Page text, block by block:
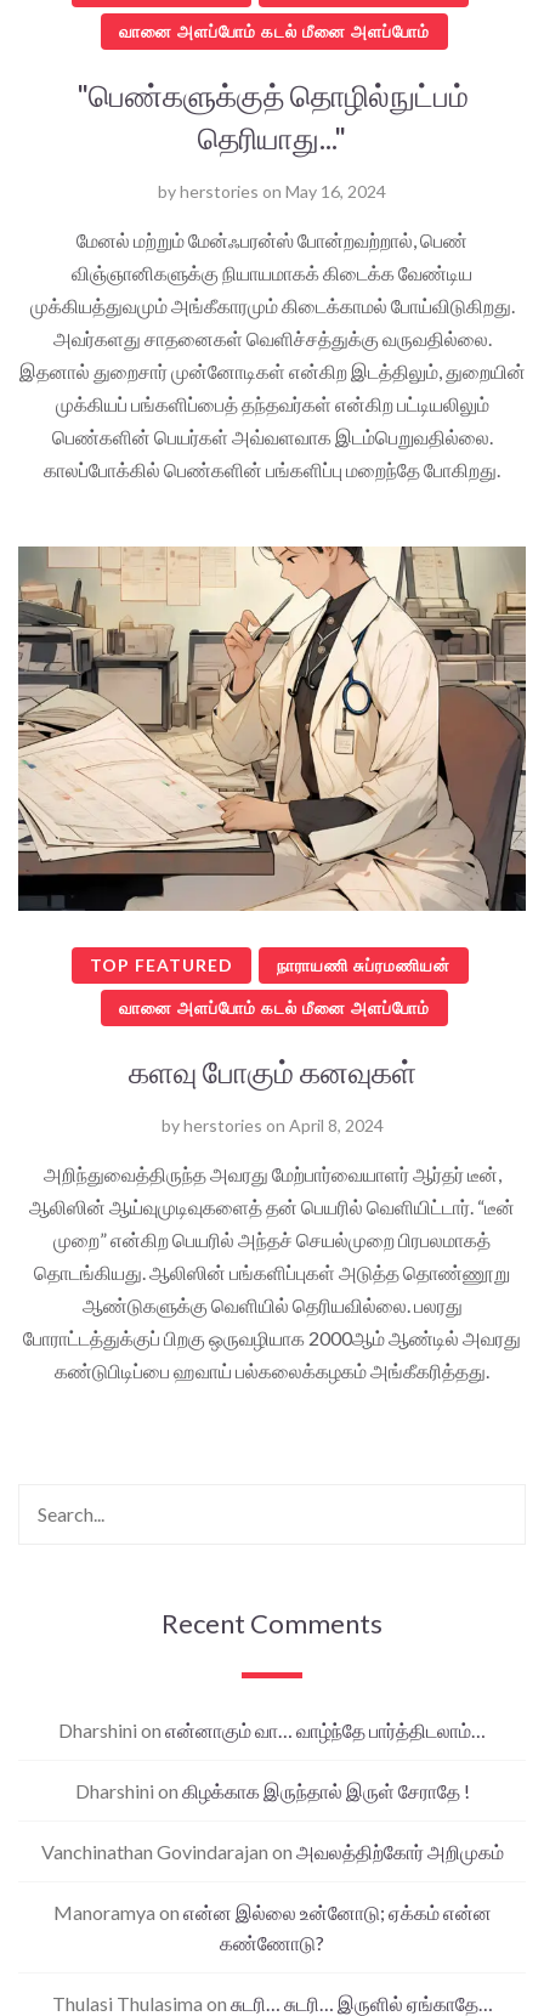
வானை அளப்போம் கடல் மீனை அளப்போம்
"பெண்களுக்குத் தொழில்நுட்பம்
தெரியாது..."
byherstories on May 16, 2024
மேனல் மற்றும் மேன்ஃபரன்ஸ் போன்றவற்றால், பெண்
விஞ்ஞானிகளுக்கு நியாயமாகக் கிடைக்க வேண்டிய
முக்கியத்துவமும் அங்கீகாரமும் கிடைக்காமல் போய்விடுகிறது.
அவர்களது சாதனைகள் வெளிச்சத்துக்கு வருவதில்லை.
இதனால் துறைசார் முன்னோடிகள் என்கிற இடத்திலும், துறையின்
முக்கியப் பங்களிப்பைத் தந்தவர்கள் என்கிற பட்டியலிலும்
பெண்களின் பெயர்கள் அவ்வளவாக இடம்பெறுவதில்லை.
காலப்போக்கில் பெண்களின் பங்களிப்பு மறைந்தே போகிறது.
TOP FEATURED நாராயணி சுப்ரமணியன்
வானை அளப்போம் கடல் மீனை அளப்போம்
களவு போகும் கனவுகள்
byherstories on April 8, 2024
அறிந்துவைத்திருந்த அவரது மேற்பார்வையாளர் ஆர்தர் டீன்,
ஆலிஸின் ஆய்வுமுடிவுகளைத் தன் பெயரில் வெளியிட்டார். “டீன்
முறை” என்கிற பெயரில் அந்தச் செயல்முறை பிரபலமாகத்
தொடங்கியது. ஆலிஸின் பங்களிப்புகள் அடுத்த தொண்ணூறு
ஆண்டுகளுக்கு வெளியில் தெரியவில்லை. பலரது
போராட்டத்துக்குப் பிறகு ஒருவழியாக 2000ஆம் ஆண்டில் அவரது
கண்டுபிடிப்பை ஹவாய் பல்கலைக்கழகம் அங்கீகரித்தது.
Recent Comments
Dharshini on என்னாகும் வா… வாழ்ந்தே பார்த்திடலாம்…
Dharshini on கிழக்காக இருந்தால் இருள் சேராதே !
Vanchinathan Govindarajan on அவலத்திற்கோர் அறிமுகம்
Manoramya on என்ன இல்லை உன்னோடு; ஏக்கம் என்ன
கண்ணோடு?
Thulasi Thulasima on சுடரி… சுடரி… இருளில் ஏங்காதே…